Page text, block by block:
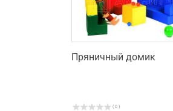
Пряничный домик
( 0 )